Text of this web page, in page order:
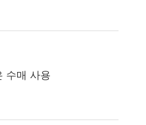
수매 사용